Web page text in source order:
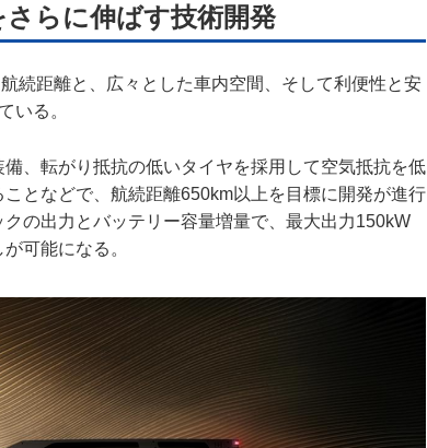
らに伸ばす技術開発
続距離と、広々とした車内空間、そして利便性と安
いる。
、転がり抵抗の低いタイヤを採用して空気抵抗を低
となどで、航続距離650km以上を目標に開発が進行
の出力とバッテリー容量増量で、最大出力150kW
可能になる。